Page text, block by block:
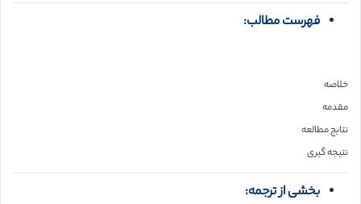
فهرست مطالب:
خلاصه
مقدمه
نتایج مطالعه
نتیجه گیری
بخشی از ترجمه: